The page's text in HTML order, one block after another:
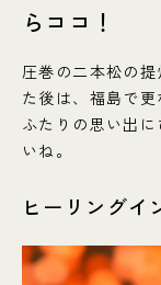
らココ！
圧巻の二本松の
た後は、福島で
ふたりの思い出
いね。
ヒーリングイ